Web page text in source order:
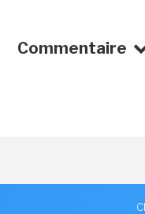
Commentaire